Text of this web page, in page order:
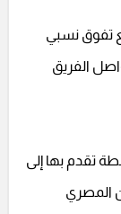
تفوق نسبي
الفريق
رفع وادي دجلة رصيده إلى 15 نقطة تقدم بها إلى
المصري